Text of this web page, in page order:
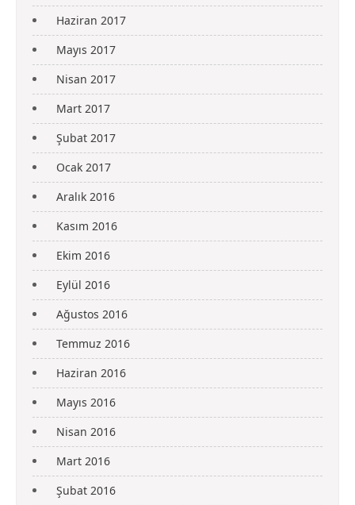
Haziran 2017
Mayıs 2017
Nisan 2017
Mart 2017
Şubat 2017
Ocak 2017
Aralık 2016
Kasım 2016
Ekim 2016
Eylül 2016
Ağustos 2016
Temmuz 2016
Haziran 2016
Mayıs 2016
Nisan 2016
Mart 2016
Şubat 2016